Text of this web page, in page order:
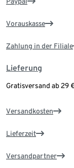
Vorauskasse
Zahlung in der Filiale
Lieferung
Gratisversand ab 29
Versandkosten
Lieferzeit
Versandpartner